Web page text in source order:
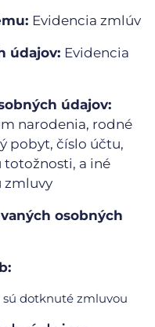
Evidencia zmlúv
údajov: Evidencia
údajov:
narodenia, rodné
pobyt, číslo účtu,
totožnosti, a iné
zmluvy
osobných
sú dotknuté zmluvou